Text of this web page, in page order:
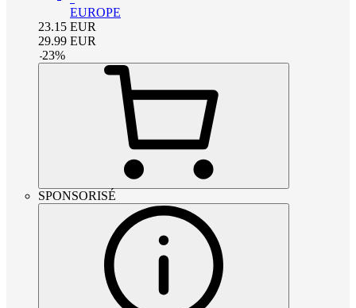
EUROPE
23.15 EUR
29.99 EUR
-23%
SPONSORISÉ